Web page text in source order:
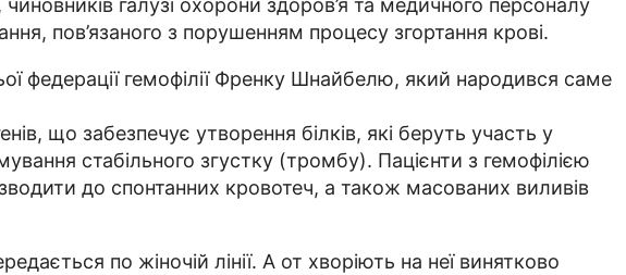
галузі охорони здоров’я та медичного персоналу
пов’язаного з порушенням процесу згортання крові.
федерації гемофілії Френку Шнайбелю, який народився саме
що забезпечує утворення білків, які беруть участь у
стабільного згустку (тромбу). Пацієнти з гемофілією
до спонтанних кровотеч, а також масованих виливів
по жіночій лінії. А от хворіють на неї винятково